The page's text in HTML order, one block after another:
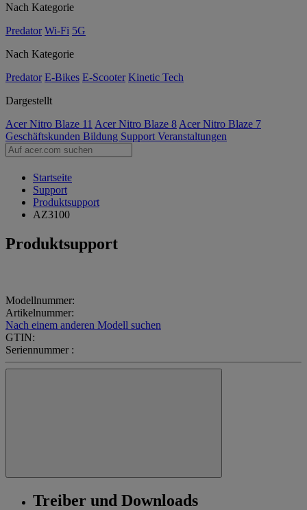
Nach Kategorie
Predator Wi-Fi 5G
Nach Kategorie
Predator E-Bikes E-Scooter Kinetic Tech
Dargestellt
Acer Nitro Blaze 11 Acer Nitro Blaze 8 Acer Nitro Blaze 7
Geschäftskunden Bildung Support Veranstaltungen
Startseite
Support
Produktsupport
AZ3100
Produktsupport
Modellnummer:
Artikelnummer:
Nach einem anderen Modell suchen
GTIN:
Seriennummer :
Treiber und Downloads